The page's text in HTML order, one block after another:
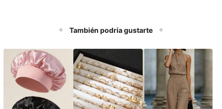
También podría gustarte